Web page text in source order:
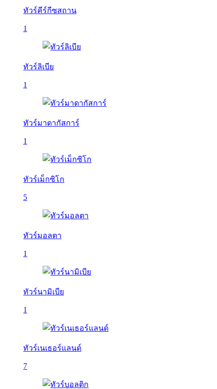
ทัวร์คีร์กีซสถาน
1
ทัวร์ลิเบีย
1
ทัวร์มาดากัสการ์
1
ทัวร์เม็กซิโก
5
ทัวร์มอลตา
1
ทัวร์นามิเบีย
1
ทัวร์เนเธอร์แลนด์
7